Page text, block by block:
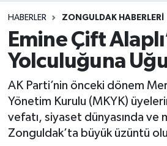
HABERLER ZONGULDAK HABERLERI
Emine Çift
Yolculuğuna
AK Parti’nin önceki dönem
Yönetim Kurulu (MKYK)
vefatı, siyaset dünyasında ve
Zonguldak’ta büyük üzüntü
DEVREK
DÜZCE
EREĞLİ
GÖKÇEBEY